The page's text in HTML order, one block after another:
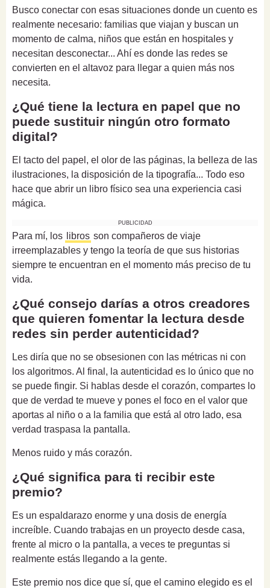
Busco conectar con esas situaciones donde un cuento es
realmente necesario: familias que viajan y buscan un
momento de calma, niños que están en hospitales y
necesitan desconectar... Ahí es donde las redes se
convierten en el altavoz para llegar a quien más nos
necesita.
¿Qué tiene la lectura en papel que no
puede sustituir ningún otro formato
digital?
El tacto del papel, el olor de las páginas, la belleza de las
ilustraciones, la disposición de la tipografía... Todo eso
hace que abrir un libro físico sea una experiencia casi
mágica.
PUBLICIDAD
Para mí, los libros son compañeros de viaje
irreemplazables y tengo la teoría de que sus historias
siempre te encuentran en el momento más preciso de tu
vida.
¿Qué consejo darías a otros creadores
que quieren fomentar la lectura desde
redes sin perder autenticidad?
Les diría que no se obsesionen con las métricas ni con
los algoritmos. Al final, la autenticidad es lo único que no
se puede fingir. Si hablas desde el corazón, compartes lo
que de verdad te mueve y pones el foco en el valor que
aportas al niño o a la familia que está al otro lado, esa
verdad traspasa la pantalla.
Menos ruido y más corazón.
¿Qué significa para ti recibir este
premio?
Es un espaldarazo enorme y una dosis de energía
increíble. Cuando trabajas en un proyecto desde casa,
frente al micro o la pantalla, a veces te preguntas si
realmente estás llegando a la gente.
Este premio nos dice que sí, que el camino elegido es el